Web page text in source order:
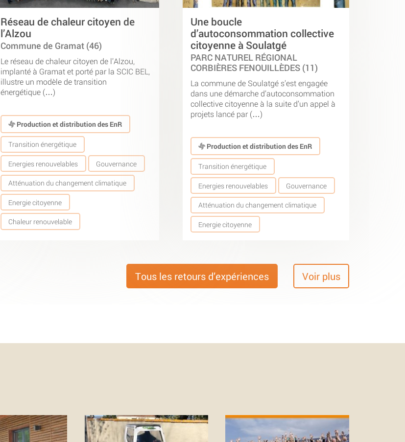
Réseau de chaleur citoyen de
l’Alzou
Commune de Gramat (46)
Le réseau de chaleur citoyen de l’Alzou,
implanté à Gramat et porté par la SCIC BEL,
illustre un modèle de transition
énergétique (…)
Production et distribution des EnR
Transition énergétique
Energies renouvelables Gouvernance
Atténuation du changement climatique
Energie citoyenne
Chaleur renouvelable
Une boucle
d’autoconsommation collective
citoyenne à Soulatgé
PARC NATUREL RÉGIONAL
CORBIÈRES FENOUILLÈDES (11)
La commune de Soulatgé s’est engagée
dans une démarche d’autoconsommation
collective citoyenne à la suite d’un appel à
projets lancé par (…)
Production et distribution des EnR
Transition énergétique
Energies renouvelables Gouvernance
Atténuation du changement climatique
Energie citoyenne
Tous les retours d’expériences Voir plus